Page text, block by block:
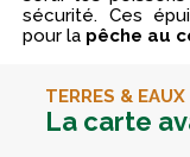
sécurité. Ces
pour la pêche au
TERRES & EAUX
La carte